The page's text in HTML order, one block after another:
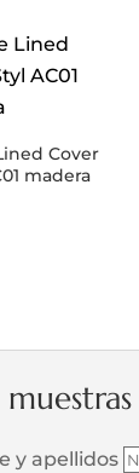
Cover
madera
muestras
y apellidos